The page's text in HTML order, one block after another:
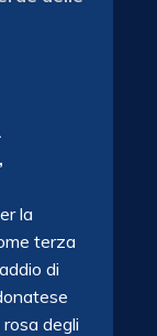
la
terza
di
degli